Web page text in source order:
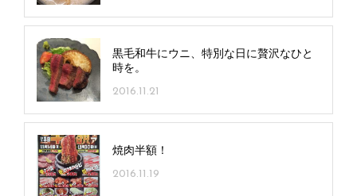
黒毛和牛にウニ、特別な日に贅沢なひと
時を。
2016.11.21
焼肉半額！
2016.11.19